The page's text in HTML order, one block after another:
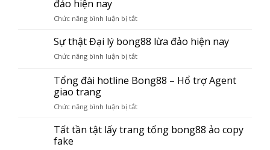
đảo hiện nay
Chức năng bình luận bị tắtở
3
trang
đăng
thành
lừa
hiện
Sự thật Đại lý bong88 lừa đảo hiện nay
Chức năng bình luận bị tắtở
Đại
bong88
đảo
hiện
Tổng đài hotline Bong88 – Hổ trợ Agent
giao trang
Chức năng bình luận bị tắtở
đài
hotline
Tất tần tật lấy trang tổng bong88 ảo copy
fake